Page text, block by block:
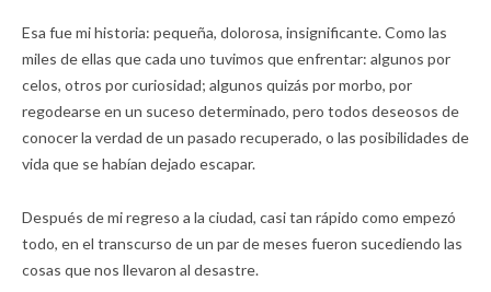
Esa fue mi historia: pequeña, dolorosa, insignificante. Como las
miles de ellas que cada uno tuvimos que enfrentar: algunos por
celos, otros por curiosidad; algunos quizás por morbo, por
regodearse en un suceso determinado, pero todos deseosos de
conocer la verdad de un pasado recuperado, o las posibilidades de
vida que se habían dejado escapar.
Después de mi regreso a la ciudad, casi tan rápido como empezó
todo, en el transcurso de un par de meses fueron sucediendo las
cosas que nos llevaron al desastre.